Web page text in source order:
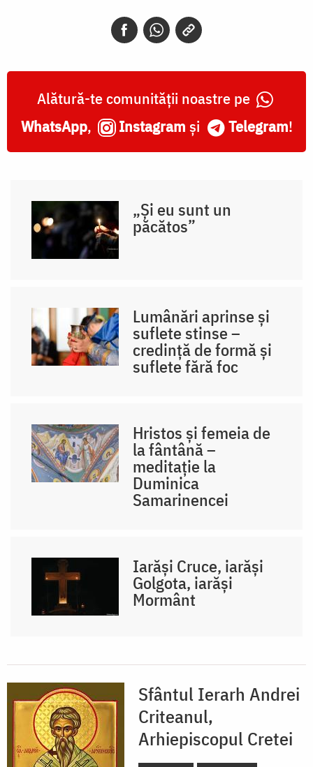
Alătură-te comunității noastre pe
WhatsApp, Instagram și Telegram!
„Și eu sunt un
păcătos”
Lumânări aprinse și
suflete stinse –
credință de formă și
suflete fără foc
Hristos și femeia de
la fântână –
meditație la
Duminica
Samarinencei
Iarăși Cruce, iarăși
Golgota, iarăși
Mormânt
Sfântul Ierarh Andrei
Criteanul,
Arhiepiscopul Cretei